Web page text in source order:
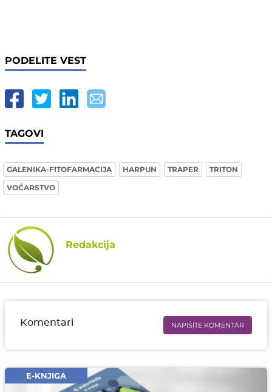
PODELITE VEST
TAGOVI
GALENIKA-FITOFARMACIJA HARPUN TRAPER
TRITON
VOĆARSTVO
Redakcija
Komentari NAPIŠITE KOMENTAR
Email* obavezno
E-KNJIGA